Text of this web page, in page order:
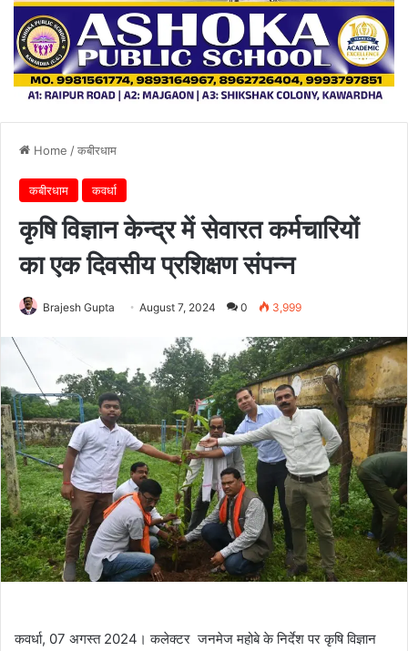
Home /कबीरधाम
कबीरधाम कवर्धा
कृषि विज्ञान केन्द्र में सेवारत कर्मचारियों
का एक दिवसीय प्रशिक्षण संपन्न
Brajesh Gupta August 7, 2024 0 3,999
कवर्धा, 07 अगस्त 2024। कलेक्टर जनमेज महोबे के निर्देश पर कृषि विज्ञान